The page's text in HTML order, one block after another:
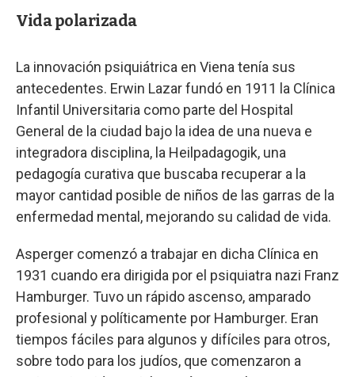
Vida polarizada
La innovación psiquiátrica en Viena tenía sus
antecedentes. Erwin Lazar fundó en 1911 la Clínica
Infantil Universitaria como parte del Hospital
General de la ciudad bajo la idea de una nueva e
integradora disciplina, la Heilpadagogik, una
pedagogía curativa que buscaba recuperar a la
mayor cantidad posible de niños de las garras de la
enfermedad mental, mejorando su calidad de vida.
Asperger comenzó a trabajar en dicha Clínica en
1931 cuando era dirigida por el psiquiatra nazi Franz
Hamburger. Tuvo un rápido ascenso, amparado
profesional y políticamente por Hamburger. Eran
tiempos fáciles para algunos y difíciles para otros,
sobre todo para los judíos, que comenzaron a